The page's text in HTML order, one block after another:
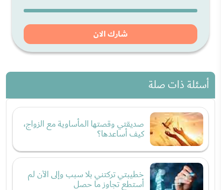
شارك الان
أسئلة ذات صلة
صديقتي وقصتها المأساوية مع الزواج،
كيف أساعدها؟
خطيبتي تركتني بلا سبب وإلى الآن لم
أستطع تجاوز ما حصل